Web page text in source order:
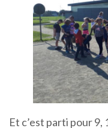
Et c’est parti pour 9,